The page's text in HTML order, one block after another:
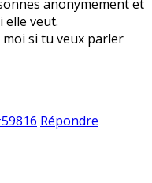
anonymement et
elle veut.
moi si tu veux parler
Répondre